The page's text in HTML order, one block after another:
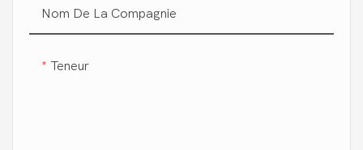
Nom De La Compagnie
Teneur